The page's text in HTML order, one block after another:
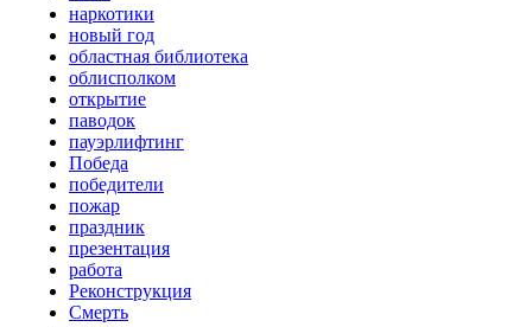
наркотики
новый год
областная библиотека
облисполком
открытие
паводок
пауэрлифтинг
Победа
победители
пожар
праздник
презентация
работа
Реконструкция
Смерть